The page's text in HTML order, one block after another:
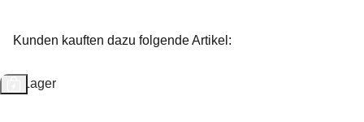
Kunden kauften dazu folgende Artikel:
Auf Lager